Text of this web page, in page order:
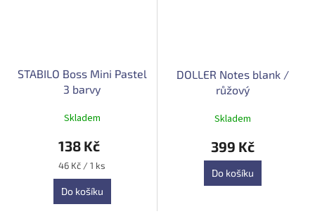
STABILO Boss Mini Pastel
3 barvy
Průměrné
hodnocení
produktu
je
5,0
z
5
hvězdiček.
Skladem
138 Kč
Měrná
cena:
46 Kč / 1 ks
Do košíku
DOLLER Notes blank /
růžový
Průměrné
hodnocení
produktu
je
5,0
z
Skladem
399 Kč
Do košíku